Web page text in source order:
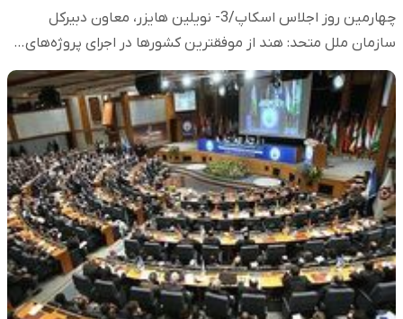
چهارمین روز اجلاس اسکاپ/3- نویلین هایزر، معاون دبیرکل
سازمان ملل متحد: هند از موفقترین کشورها در اجرای پروژه‌های…